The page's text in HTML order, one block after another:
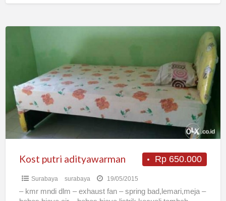
Rp 650.000
Kost putri adityawarman
Surabaya surabaya 19/05/2015
– kmr mndi dlm – exhaust fan – spring bad,lemari,meja –